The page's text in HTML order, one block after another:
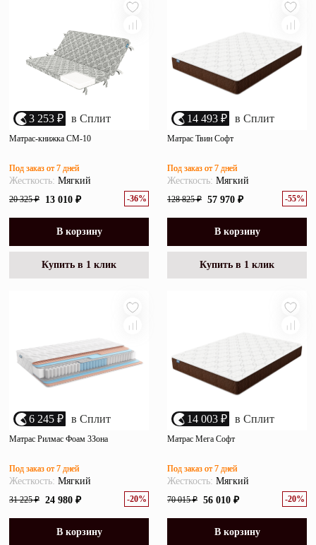
3 253 ₽ в Сплит
Матрас-книжка СМ-10
20 325 ₽ 13 010 ₽ -36%
Под заказ от 7 дней
Жесткость: Мягкий
В корзину
Купить в 1 клик
14 493 ₽ в Сплит
Матрас Твин Софт
128 825 ₽ 57 970 ₽ -55%
Под заказ от 7 дней
Жесткость: Мягкий
В корзину
Купить в 1 клик
6 245 ₽ в Сплит
Матрас Рилмас Фоам 3Зона
31 225 ₽ 24 980 ₽ -20%
Под заказ от 7 дней
Жесткость: Мягкий
В корзину
14 003 ₽ в Сплит
Матрас Мега Софт
70 015 ₽ 56 010 ₽ -20%
Под заказ от 7 дней
Жесткость: Мягкий
В корзину